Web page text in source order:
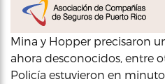
Mina y Hopper precisaron
ahora desconocidos, entre
Policía estuvieron en